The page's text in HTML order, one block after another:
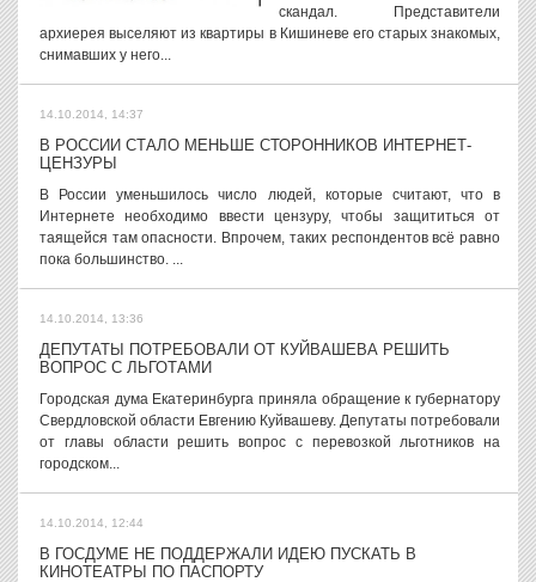
скандал. Представители
архиерея выселяют из квартиры в Кишиневе его старых знакомых,
снимавших у него...
14.10.2014, 14:37
В РОССИИ СТАЛО МЕНЬШЕ СТОРОННИКОВ ИНТЕРНЕТ-
ЦЕНЗУРЫ
В России уменьшилось число людей, которые считают, что в
Интернете необходимо ввести цензуру, чтобы защититься от
таящейся там опасности. Впрочем, таких респондентов всё равно
пока большинство. ...
14.10.2014, 13:36
ДЕПУТАТЫ ПОТРЕБОВАЛИ ОТ КУЙВАШЕВА РЕШИТЬ
ВОПРОС С ЛЬГОТАМИ
Городская дума Екатеринбурга приняла обращение к губернатору
Свердловской области Евгению Куйвашеву. Депутаты потребовали
от главы области решить вопрос с перевозкой льготников на
городском...
14.10.2014, 12:44
В ГОСДУМЕ НЕ ПОДДЕРЖАЛИ ИДЕЮ ПУСКАТЬ В
КИНОТЕАТРЫ ПО ПАСПОРТУ